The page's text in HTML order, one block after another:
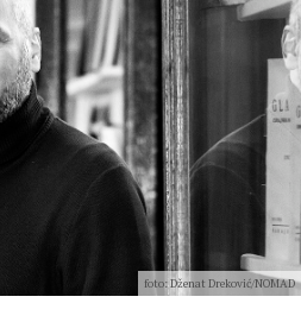
foto: Dženat Dreković/NOMAD